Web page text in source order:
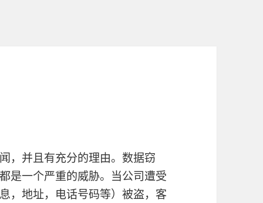
，并且有充分的理由。数据窃
是一个严重的威胁。当公司遭受
，地址，电话号码等）被盗，客